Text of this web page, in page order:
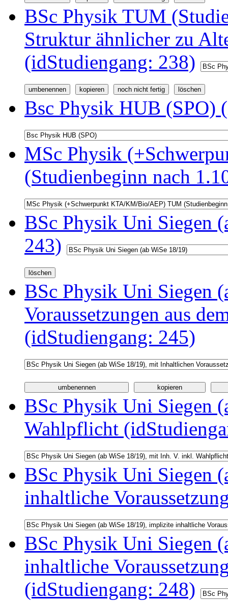
BSc Physik TUM
Struktur ähnlicher zu
(idStudiengang: 238)
Bsc Physik HUB (SPO)
MSc Physik
(Studienbeginn nach
BSc Physik Uni Siegen
243)
BSc Physik Uni Siegen
Voraussetzungen aus
(idStudiengang: 245)
BSc Physik Uni Siegen
Wahlpflicht
BSc Physik Uni Siegen
inhaltliche
BSc Physik Uni Siegen
inhaltliche
(idStudiengang: 248)